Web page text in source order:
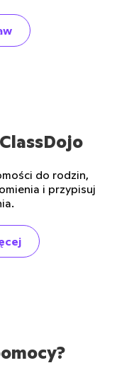
do rodzin,
i przypisuj